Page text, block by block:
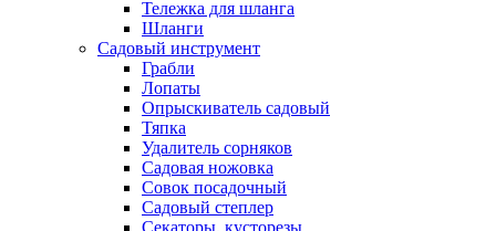
Тележка для шланга
Шланги
Садовый инструмент
Грабли
Лопаты
Опрыскиватель садовый
Тяпка
Удалитель сорняков
Садовая ножовка
Совок посадочный
Садовый степлер
Секаторы, кусторезы